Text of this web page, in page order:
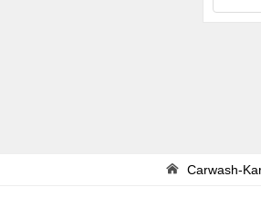
Carwash-